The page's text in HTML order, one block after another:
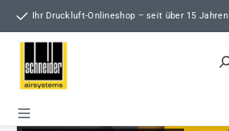
Zum Hauptinhalt springen
Ihr Druckluft-Onlineshop – seit über 15 Jahren